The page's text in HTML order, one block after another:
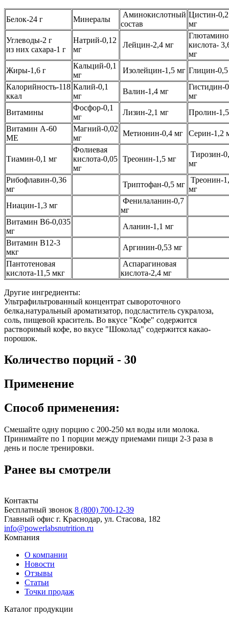
Белок-24 г Минералы
Аминокислотный
состав
Цистин-
мг
Углеводы-2 г
из них сахара-1 г
Натрий-0,12
мг
Лейцин-2,4 мг
кислота-
мг
Жиры-1,6 г
Кальций-0,1
мг
Изолейцин-1,5 мг Глицин-
Калорийность-118
ккал
Калий-0,1
мг
Валин-1,4 мг
Гистидин-
мг
Витамины
Фосфор-0,1
мг
Лизин-2,1 мг
Пролин-
Витамин А-60
ME
Магний-0,02
мг
Метионин-0,4 мг Серин-1,2
Тиамин-0,1 мг
Фолиевая
кислота-0,05
мг
Треонин-1,5 мг
Тирозин-
мг
Рибофлавин-0,36
мг
Триптофан-0,5 мг
Треонин-
мг
Ниацин-1,3 мг
Фенилаланин-0,7
мг
Витамин B6-0,035
мг
Аланин-1,1 мг
Витамин В12-3
мкг
Аргинин-0,53 мг
Пантотеновая
кислота-11,5 мкг
Аспарагиновая
кислота-2,4 мг
Другие ингредиенты:
Ультрафильтрованный концентрат сывороточного
белка,натуральный ароматизатор, подсластитель сукралоза,
соль, пищевой краситель. Во вкусе "Кофе" содержится
растворимый кофе, во вкусе "Шоколад" содержится какао-
порошок.
Количество порций - 30
Применение
Способ применения:
Смешайте одну порцию с 200-250 мл воды или молока.
Принимайте по 1 порции между приемами пищи 2-3 раза в
день и после тренировки.
Ранее вы смотрели
Контакты
Бесплатный звонок 8 (800) 700-12-39
Главный офис г. Краснодар, ул. Стасова, 182
info@powerlabsnutrition.ru
Компания
О компании
Новости
Отзывы
Статьи
Точки продаж
Каталог продукции